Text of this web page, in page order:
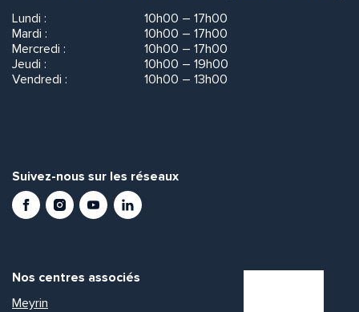
Lundi :
10h00 – 17h00
Mardi :
10h00 – 17h00
Mercredi :
10h00 – 17h00
Jeudi :
10h00 – 19h00
Vendredi :
10h00 – 13h00
Suivez-nous sur les réseaux
FacebookInstagramYoutubeLinkedIn
Nos centres associés
Meyrin